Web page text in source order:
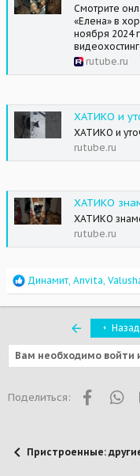
Смотрите
«Елена» в
ноября 2024
rutube.ru
ХАТИКО и
ХАТИКО и
rutube.ru
ХАТИКО
ХАТИКО
rutube.ru
R
a
i
o
n
Динамит Anvita
ПервыйНазад
Вам необходимо войти
Поделиться:
Пристроенные: